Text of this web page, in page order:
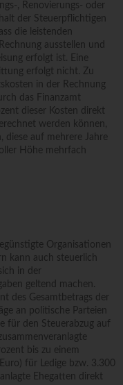
, Renovierungs- oder
der Steuerpflichtigen
die leistenden
ausstellen und
erfolgt ist. Eine
erfolgt nicht. Zu
in der Rechnung
das Finanzamt
dieser Kosten direkt
werden können,
diese auf mehrere Jahre
Höhe mehrfach
Organisationen
kann auch steuerlich
in der
geltend machen.
des Gesamtbetrags der
an politische Parteien
für den Steuerabzug auf
bis zu einem
für Ledige bzw. 3.300
Ehegatten direkt